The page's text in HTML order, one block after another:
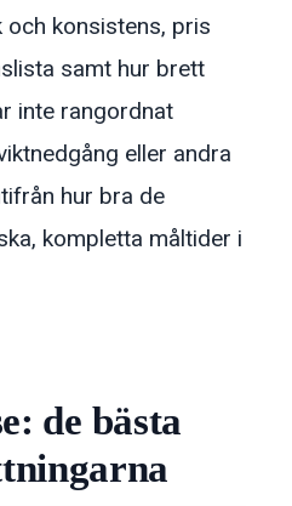
och konsistens, pris
samt hur brett
inte rangordnat
eller andra
hur bra de
kompletta måltider i
de bästa